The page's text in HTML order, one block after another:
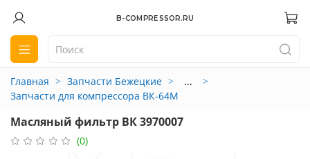
B-COMPRESSOR.RU
Главная Запчасти Бежецкие
...
Запчасти для компрессора ВК-64М
Масляный фильтр ВК 3970007
(0)